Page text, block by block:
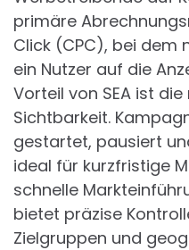
primäre
Click (CPC), bei dem
ein Nutzer auf die
Vorteil von SEA ist
Sichtbarkeit.
gestartet, pausiert
ideal für kurzfristige
schnelle
bietet präzise
Zielgruppen und